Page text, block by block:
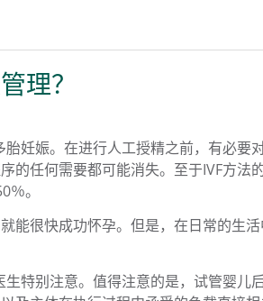
理？
妊娠。在进行人工授精之前，有必要
的任何需要都可能消失。至于IVF方法
。
能很快成功怀孕。但是，在日常的生
特别注意。值得注意的是，试管婴儿